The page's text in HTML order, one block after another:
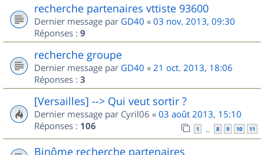
recherche partenaires vttiste 93600
Dernier message par GD40 « 03 nov. 2013, 09:30
Réponses : 9
recherche groupe
Dernier message par GD40 « 21 oct. 2013, 18:06
Réponses : 3
[Versailles] --> Qui veut sortir ?
Dernier message par Cyril06 « 03 août 2013, 15:10
Réponses : 106 1 … 8 9 10 11
Binôme recherche partenaires